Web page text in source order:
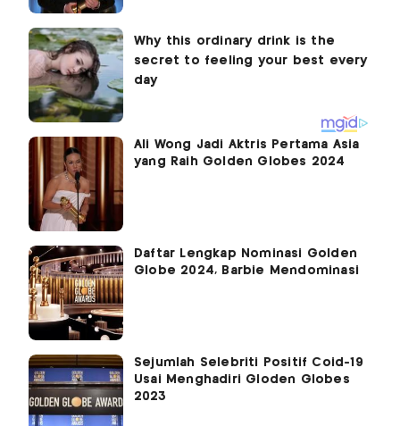
Ali Wong Jadi Aktris Pertama Asia
yang Raih Golden Globes 2024
Daftar Lengkap Nominasi Golden
Globe 2024, Barbie Mendominasi
Sejumlah Selebriti Positif Coid-19
Usai Menghadiri Gloden Globes
2023